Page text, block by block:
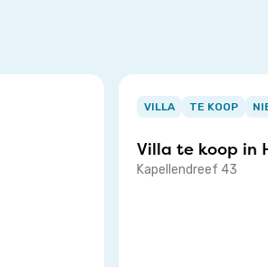
Item
VILLA TE KOOP
Villa te koop in
Kapellendreef 43